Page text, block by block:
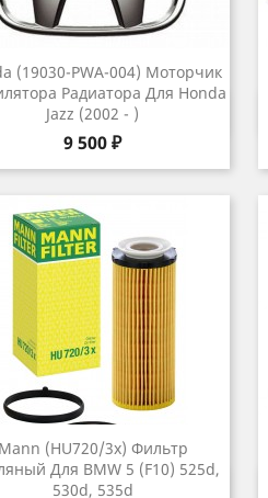
(19030-PWA-004) Моторчик
Радиатора Для Honda
Jazz (2002 - )
Цена
9 500 ₽
Быстрый просмотр
(HU720/3x) Фильтр
Для BMW 5 (F10) 525d,
530d, 535d
Быстрый просмотр